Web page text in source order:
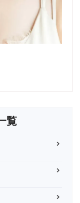
覧